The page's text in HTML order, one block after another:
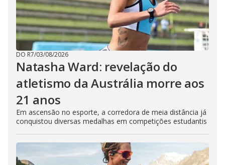
DO R7/03/08/2026
Natasha Ward: revelação do
atletismo da Austrália morre aos
21 anos
Em ascensão no esporte, a corredora de meia distância já
conquistou diversas medalhas em competições estudantis